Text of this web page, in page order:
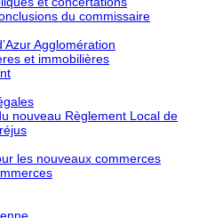
du commissaire
Agglomération
et immobilières
nouveau Règlement Local de
les nouveaux commerces